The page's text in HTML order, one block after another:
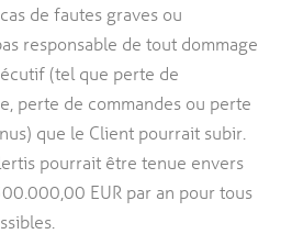
de fautes graves ou
responsable de tout dommage
(tel que perte de
perte de commandes ou perte
que le Client pourrait subir.
pourrait être tenue envers
EUR par an pour tous